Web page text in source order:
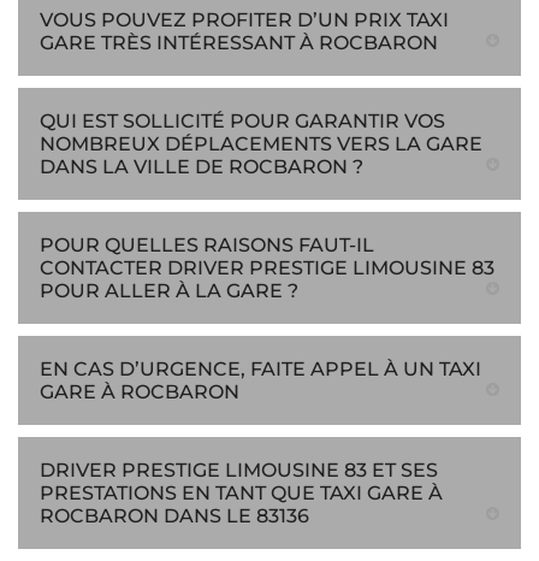
VOUS POUVEZ PROFITER D’UN PRIX TAXI
GARE TRÈS INTÉRESSANT À ROCBARON
QUI EST SOLLICITÉ POUR GARANTIR VOS
NOMBREUX DÉPLACEMENTS VERS LA GARE
DANS LA VILLE DE ROCBARON ?
POUR QUELLES RAISONS FAUT-IL
CONTACTER DRIVER PRESTIGE LIMOUSINE 83
POUR ALLER À LA GARE ?
EN CAS D’URGENCE, FAITE APPEL À UN TAXI
GARE À ROCBARON
DRIVER PRESTIGE LIMOUSINE 83 ET SES
PRESTATIONS EN TANT QUE TAXI GARE À
ROCBARON DANS LE 83136